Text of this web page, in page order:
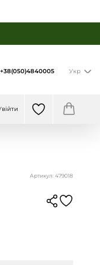
+38(050)4840005 Укр
Артикул: 479018